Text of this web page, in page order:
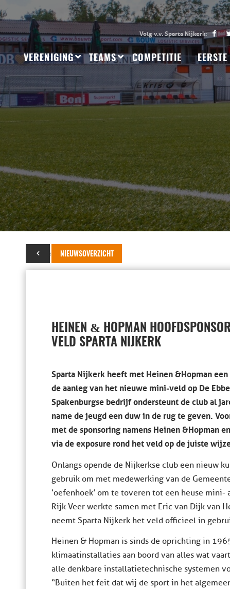
VERENIGING TEAMS COMPETITIE
NIEUWSOVERZICHT
16 december 2019
HEINEN & HOPMAN
VELD SPARTA NIJKERK
Sparta Nijkerk heeft met Heinen &Hopman
de aanleg van het nieuwe mini-veld op De
Spakenburgse bedrijf ondersteunt de club al
name de jeugd een duw in de rug te geven.
met de sponsoring namens Heinen & Hopman
via de exposure rond het veld op de juiste
Onlangs opende de Nijkerkse club een nieuw
gebruik om met medewerking van de
‘oefenhoek’ om te toveren tot een heuse
Rijk Veer werkte samen met Eric van Dijk van
neemt Sparta Nijkerk het veld officieel in
Heinen & Hopman is sinds de oprichting in
klimaatinstallaties aan boord van alles wat
alle denkbare installatietechnische systemen
“Buiten het feit dat wij de sport in het